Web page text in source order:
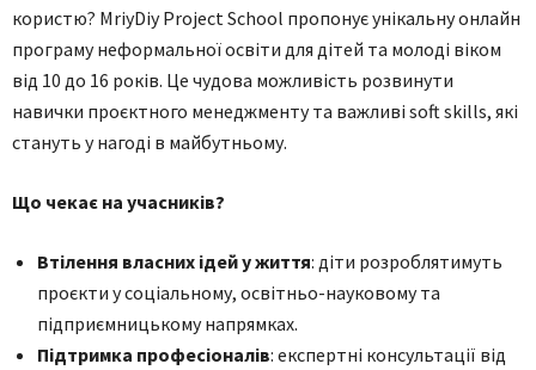
користю? MriyDiy Project School пропонує унікальну онлайн
програму неформальної освіти для дітей та молоді віком
від 10 до 16 років. Це чудова можливість розвинути
навички проєктного менеджменту та важливі soft skills, які
стануть у нагоді в майбутньому.
Що чекає на учасників?
Втілення власних ідей у життя: діти розроблятимуть
проєкти у соціальному, освітньо-науковому та
підприємницькому напрямках.
Підтримка професіоналів: експертні консультації від